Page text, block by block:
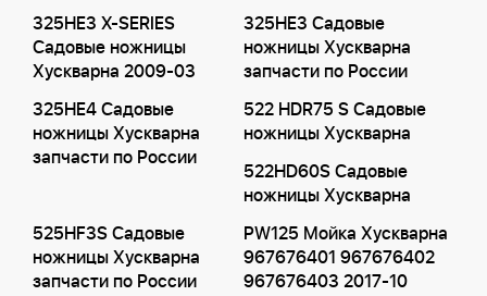
325HE3 X-SERIES
Садовые ножницы
Хускварна 2009-03
325HE3 Садовые
ножницы Хускварна
запчасти по России
325HE4 Садовые
ножницы Хускварна
запчасти по России
522 HDR75 S Садовые
ножницы Хускварна
522HD60S Садовые
ножницы Хускварна
525HF3S Садовые
ножницы Хускварна
запчасти по России
PW125 Мойка Хускварна
967676401 967676402
967676403 2017-10